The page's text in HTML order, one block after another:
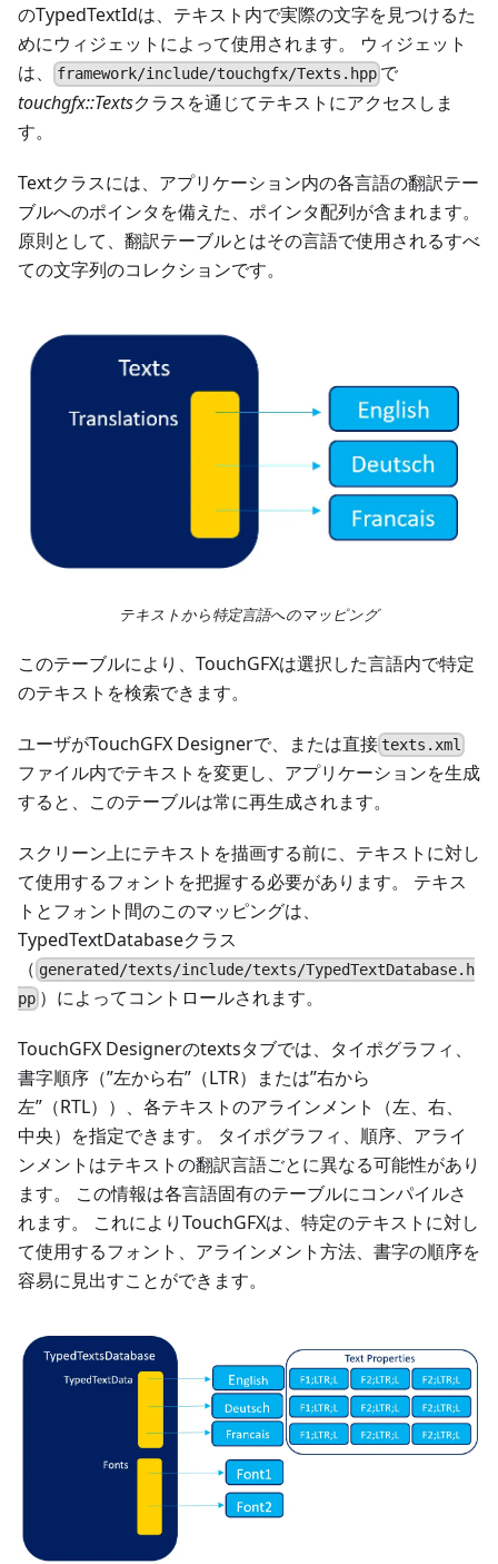
のTypedTextIdは、テキスト内で実際の文字を見つけるた
めにウィジェットによって使用されます。 ウィジェット
は、
framework/include/touchgfx/Texts.hpp で
touchgfx::Textsクラスを通じてテキストにアクセスしま
す。
Textクラスには、アプリケーション内の各言語の翻訳テー
ブルへのポインタを備えた、ポインタ配列が含まれます。
原則として、翻訳テーブルとはその言語で使用されるすべ
ての文字列のコレクションです。
テキストから特定言語へのマッピング
このテーブルにより、TouchGFXは選択した言語内で特定
のテキストを検索できます。
ユーザがTouchGFX Designerで、または直接 texts.xml
ファイル内でテキストを変更し、アプリケーションを生成
すると、このテーブルは常に再生成されます。
スクリーン上にテキストを描画する前に、テキストに対し
て使用するフォントを把握する必要があります。 テキス
トとフォント間のこのマッピングは、
TypedTextDatabaseクラス
（ generated/texts/include/texts/TypedTextDatabase.h
pp ）によってコントロールされます。
TouchGFX Designerのtextsタブでは、タイポグラフィ、
書字順序（”左から右”（LTR）または”右から
左”（RTL））、各テキストのアラインメント（左、右、
中央）を指定できます。 タイポグラフィ、順序、アライ
ンメントはテキストの翻訳言語ごとに異なる可能性があり
ます。 この情報は各言語固有のテーブルにコンパイルさ
れます。 これによりTouchGFXは、特定のテキストに対し
て使用するフォント、アラインメント方法、書字の順序を
容易に見出すことができます。